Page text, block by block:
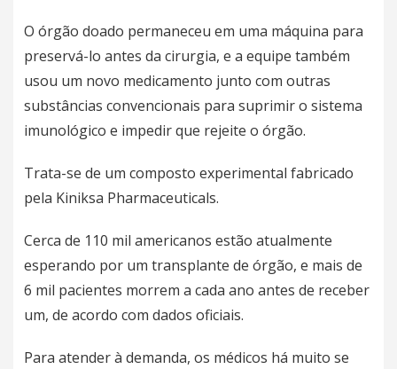
O órgão doado permaneceu em uma máquina para
preservá-lo antes da cirurgia, e a equipe também
usou um novo medicamento junto com outras
substâncias convencionais para suprimir o sistema
imunológico e impedir que rejeite o órgão.
Trata-se de um composto experimental fabricado
pela Kiniksa Pharmaceuticals.
Cerca de 110 mil americanos estão atualmente
esperando por um transplante de órgão, e mais de
6 mil pacientes morrem a cada ano antes de receber
um, de acordo com dados oficiais.
Para atender à demanda, os médicos há muito se